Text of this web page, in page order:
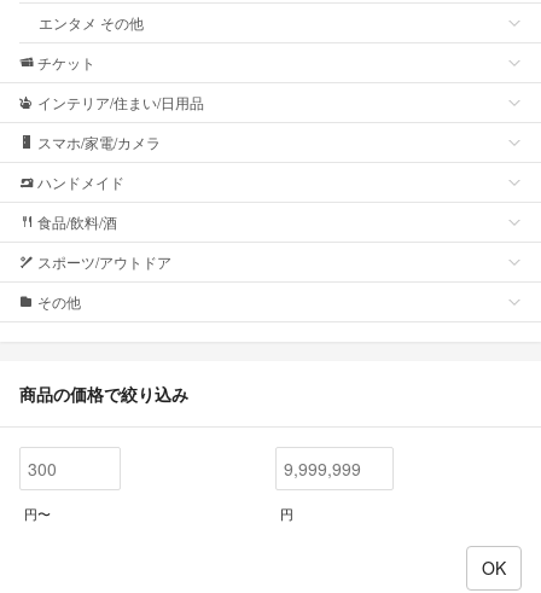
エンタメ その他
チケット
インテリア/住まい/日用品
スマホ/家電/カメラ
ハンドメイド
食品/飲料/酒
スポーツ/アウトドア
その他
商品の価格で絞り込み
円〜 円